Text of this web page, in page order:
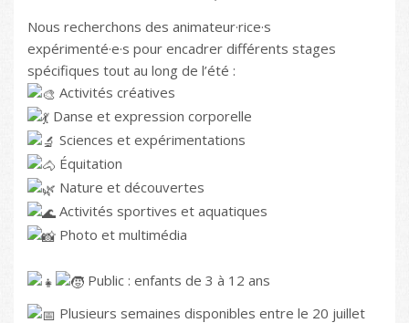
Nous recherchons des animateur·rice·s
expérimenté·e·s pour encadrer différents stages
spécifiques tout au long de l’été :
Activités créatives
Danse et expression corporelle
Sciences et expérimentations
Équitation
Nature et découvertes
Activités sportives et aquatiques
Photo et multimédia
Public : enfants de 3 à 12 ans
Plusieurs semaines disponibles entre le 20 juillet